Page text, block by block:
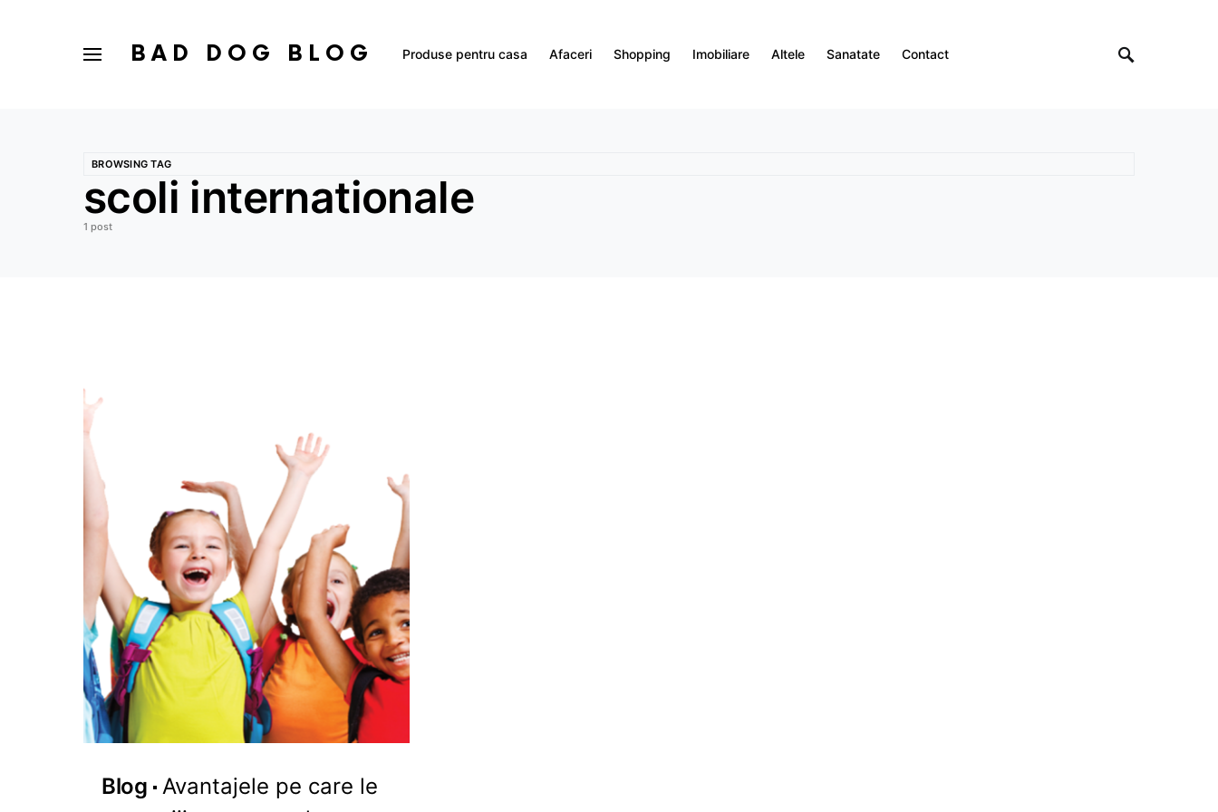
BAD DOG BLOG Produse pentru casa Afaceri Shopping Imobiliare Altele Sanatate Contact
BROWSING TAG
scoli internationale
1 post
Blog Avantajele pe care le